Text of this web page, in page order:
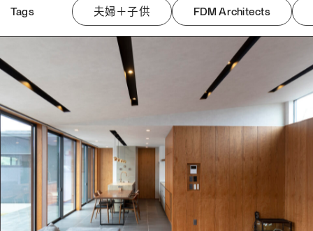
Tags 夫婦＋子供 FDM Architects